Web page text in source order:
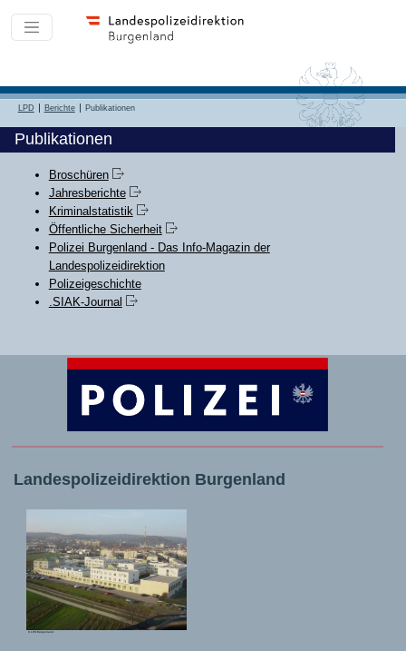
LPD Berichte Publikationen
Publikationen
Broschüren
Jahresberichte
Kriminalstatistik
Öffentliche Sicherheit
Polizei Burgenland - Das Info-Magazin der
Landespolizeidirektion
Polizeigeschichte
.SIAK-Journal
Landespolizeidirektion Burgenland